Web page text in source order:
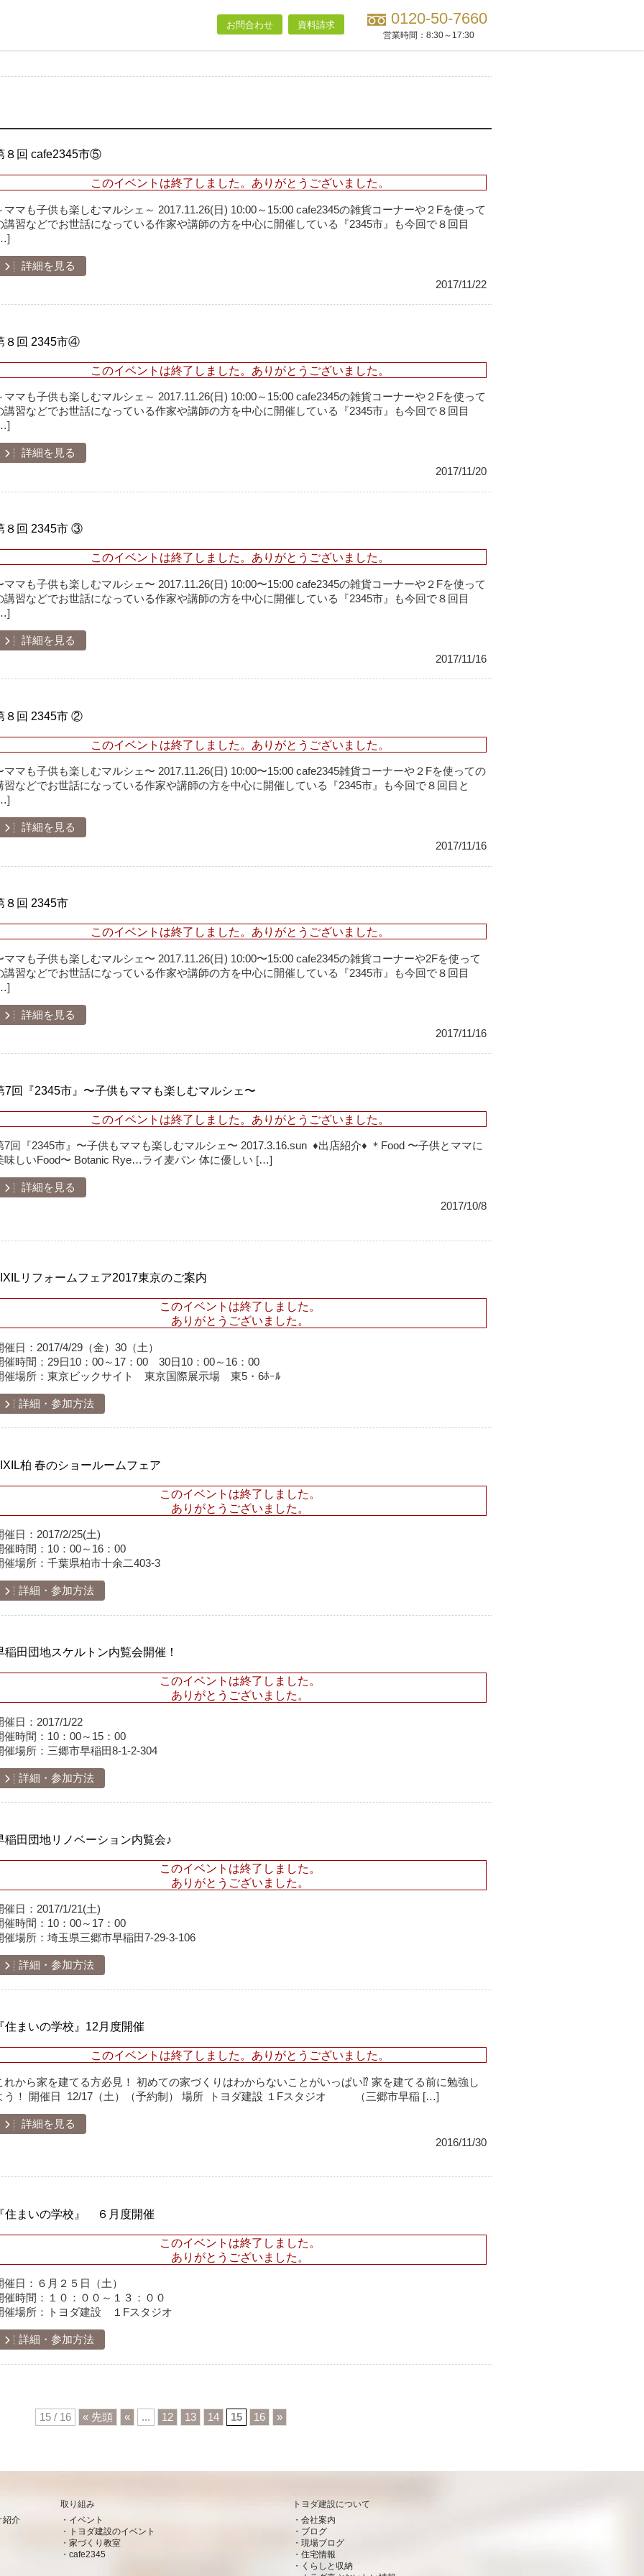
お問合わせ 資料請求 0120-50-7660
営業時間： 8:30～17:30
８回 cafe2345市⑤
このイベントは終了しました。ありがとうございました。
ママも子供も楽しむマルシェ～ 2017.11.26(日) 10:00～15:00 cafe2345の雑貨コーナーや２Fを使って
講習などでお世話になっている作家や講師の方を中心に開催している『2345市』も今回で８回目
詳細を見る
2017/11/22
８回 2345市④
このイベントは終了しました。ありがとうございました。
ママも子供も楽しむマルシェ～ 2017.11.26(日) 10:00～15:00 cafe2345の雑貨コーナーや２Fを使って
講習などでお世話になっている作家や講師の方を中心に開催している『2345市』も今回で８回目
詳細を見る
2017/11/20
８回 2345市 ③
このイベントは終了しました。ありがとうございました。
ママも子供も楽しむマルシェ〜 2017.11.26(日) 10:00〜15:00 cafe2345の雑貨コーナーや２Fを使って
講習などでお世話になっている作家や講師の方を中心に開催している『2345市』も今回で８回目
詳細を見る
2017/11/16
８回 2345市 ②
このイベントは終了しました。ありがとうございました。
ママも子供も楽しむマルシェ〜 2017.11.26(日) 10:00〜15:00 cafe2345雑貨コーナーや２Fを使っての
習などでお世話になっている作家や講師の方を中心に開催している『2345市』も今回で８回目と
詳細を見る
2017/11/16
８回 2345市
このイベントは終了しました。ありがとうございました。
ママも子供も楽しむマルシェ〜 2017.11.26(日) 10:00〜15:00 cafe2345の雑貨コーナーや2Fを使って
講習などでお世話になっている作家や講師の方を中心に開催している『2345市』も今回で８回目
詳細を見る
2017/11/16
7回『2345市』〜子供もママも楽しむマルシェ〜
このイベントは終了しました。ありがとうございました。
7回『2345市』〜子供もママも楽しむマルシェ〜 2017.3.16.sun ♦︎出店紹介♦︎ ＊Food 〜子供とママに
味しいFood〜 Botanic Rye…ライ麦パン 体に優しい […]
詳細を見る
2017/10/8
リフォームフェア2017東京のご案内
このイベントは終了しました。
ありがとうございました。
催日： 2017/4/29（金）30（土）
催時間： 29日10：00～17：00 30日10：00～16：00
催場所：東京ビックサイト 東京国際展示場 東5・6ﾎｰﾙ
詳細・参加方法
柏 春のショールームフェア
このイベントは終了しました。
ありがとうございました。
催日：2017/2/25(土)
催時間： 10：00～16：00
催場所：千葉県柏市十余二403-3
詳細・参加方法
稲田団地スケルトン内覧会開催！
このイベントは終了しました。
ありがとうございました。
催日： 2017/1/22
催時間： 10：00～15：00
催場所： 三郷市早稲田8-1-2-304
詳細・参加方法
稲田団地リノベーション内覧会♪
このイベントは終了しました。
ありがとうございました。
催日：2017/1/21(土)
催時間： 10：00～17：00
催場所：埼玉県三郷市早稲田7-29-3-106
詳細・参加方法
住まいの学校』12月度開催
このイベントは終了しました。ありがとうございました。
れから家を建てる方必見！ 初めての家づくりはわからないことがいっぱい⁉︎ 家を建てる前に勉強し
う！ 開催日 12/17（土）（予約制） 場所 トヨダ建設 １Fスタジオ （三郷市早稲 […]
詳細を見る
2016/11/30
住まいの学校』 ６月度開催
このイベントは終了しました。
ありがとうございました。
催日： ６月２５日（土）
催時間：
１０：００～１３：００
催場所：
トヨダ建設 １Fスタジオ
詳細・参加方法
15 / 16 « 先頭 « ... 12 13 14 15 16 »
紹介
取り組み
イベント
トヨダ建設のイベント
家づくり教室
cafe2345
トヨダ建設について
会社案内
ブログ
現場ブログ
住宅情報
くらしと収納